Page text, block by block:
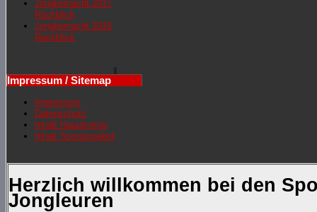
Jongliernacht 2017
Rückblick
Jongliernacht 2016
Rückblick
Impressum / Sitemap
Impressum
Datenschutz
Inhalt Hauptmenü
Inhalt Sportangebot
Herzlich willkommen bei den
Jongleuren